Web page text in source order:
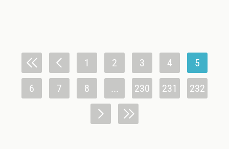
1 2 3 4 5
6 7 8 ... 230 231 232